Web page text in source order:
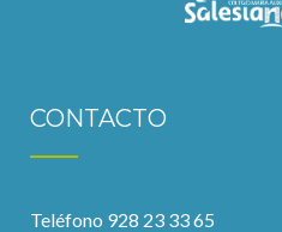
CONTACTO
Teléfono 928 23 33 65